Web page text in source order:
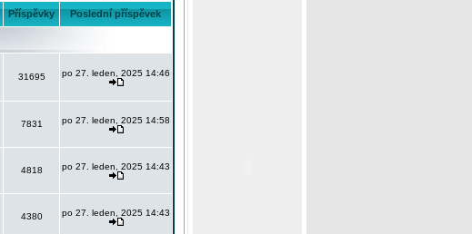
Příspěvky Poslední příspěvek
31695 po 27. leden, 2025 14:46
7831 po 27. leden, 2025 14:58
4818 po 27. leden, 2025 14:43
4380 po 27. leden, 2025 14:43